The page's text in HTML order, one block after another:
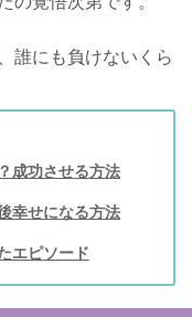
誰にも負けないくら
成功させる方法
幸せになる方法
エピソード